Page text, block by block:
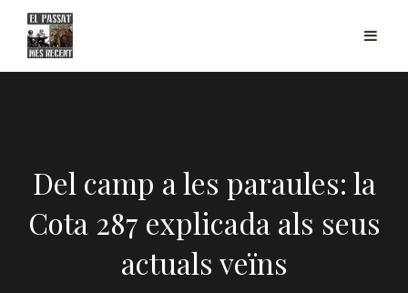
Del camp a les paraules: la
Cota 287 explicada als seus
actuals veïns